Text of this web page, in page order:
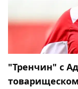
"Тренчин" с